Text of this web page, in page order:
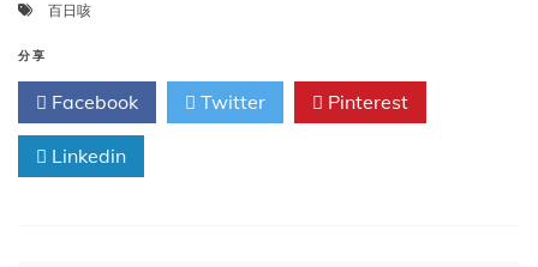
百日咳
分享
Facebook Twitter Pinterest
Linkedin